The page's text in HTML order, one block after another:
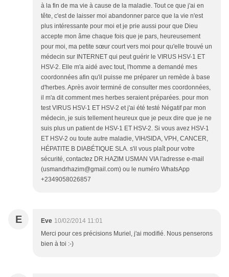
à la fin de ma vie à cause de la maladie. Tout ce que j'ai en
tête, c'est de laisser moi abandonner parce que la vie n'est
plus intéressante pour moi et je prie aussi pour que Dieu
accepte mon âme chaque fois que je pars, heureusement
pour moi, ma petite sœur court vers moi pour qu'elle trouvé un
médecin sur INTERNET qui peut guérir le VIRUS HSV-1 ET
HSV-2. Elle m'a aidé avec tout, l'homme a demandé mes
coordonnées afin qu'il puisse me préparer un remède à base
d'herbes. Après avoir terminé de consulter mes coordonnées,
il m'a dit comment mes herbes seraient préparées. pour mon
test VIRUS HSV-1 ET HSV-2 et j'ai été testé Négatif par mon
médecin, je suis tellement heureux que je peux dire que je ne
suis plus un patient de HSV-1 ET HSV-2. Si vous avez HSV-1
ET HSV-2 ou toute autre maladie, VIH/SIDA, VPH, CANCER,
HÉPATITE B DIABÉTIQUE SLA. s'il vous plaît pour votre
sécurité, contactez DR.HAZIM USMAN VIA l'adresse e-mail
(usmandrhazim@gmail.com) ou le numéro WhatsApp
+2349058026857
E Eve 10/02/2014 11:01
Merci pour ces précisions Muriel, j'ai modifié. Nous penserons
bien à toi :-)